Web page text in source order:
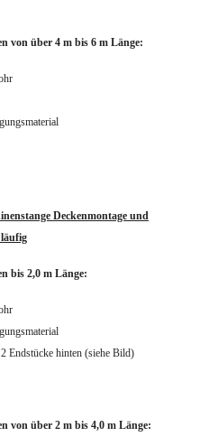
von über 4 m bis 6 m Länge:
Deckenmontage und
bis 2,0 m Länge:
Endstücke hinten (siehe Bild)
von über 2 m bis 4,0 m Länge: